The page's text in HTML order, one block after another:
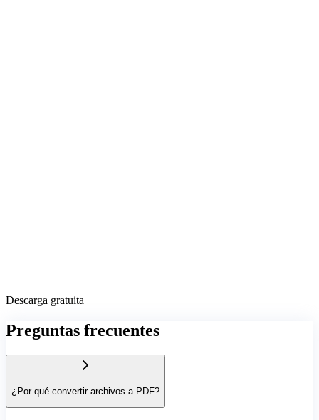
Descarga gratuita
Preguntas frecuentes
¿Por qué convertir archivos a PDF?